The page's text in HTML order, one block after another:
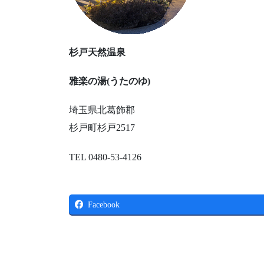
杉戸天然温泉
雅楽の湯(うたのゆ)
埼玉県北葛飾郡
杉戸町杉戸2517
TEL 0480-53-4126
Facebook